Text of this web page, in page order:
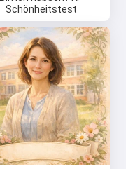
Schönheitstest